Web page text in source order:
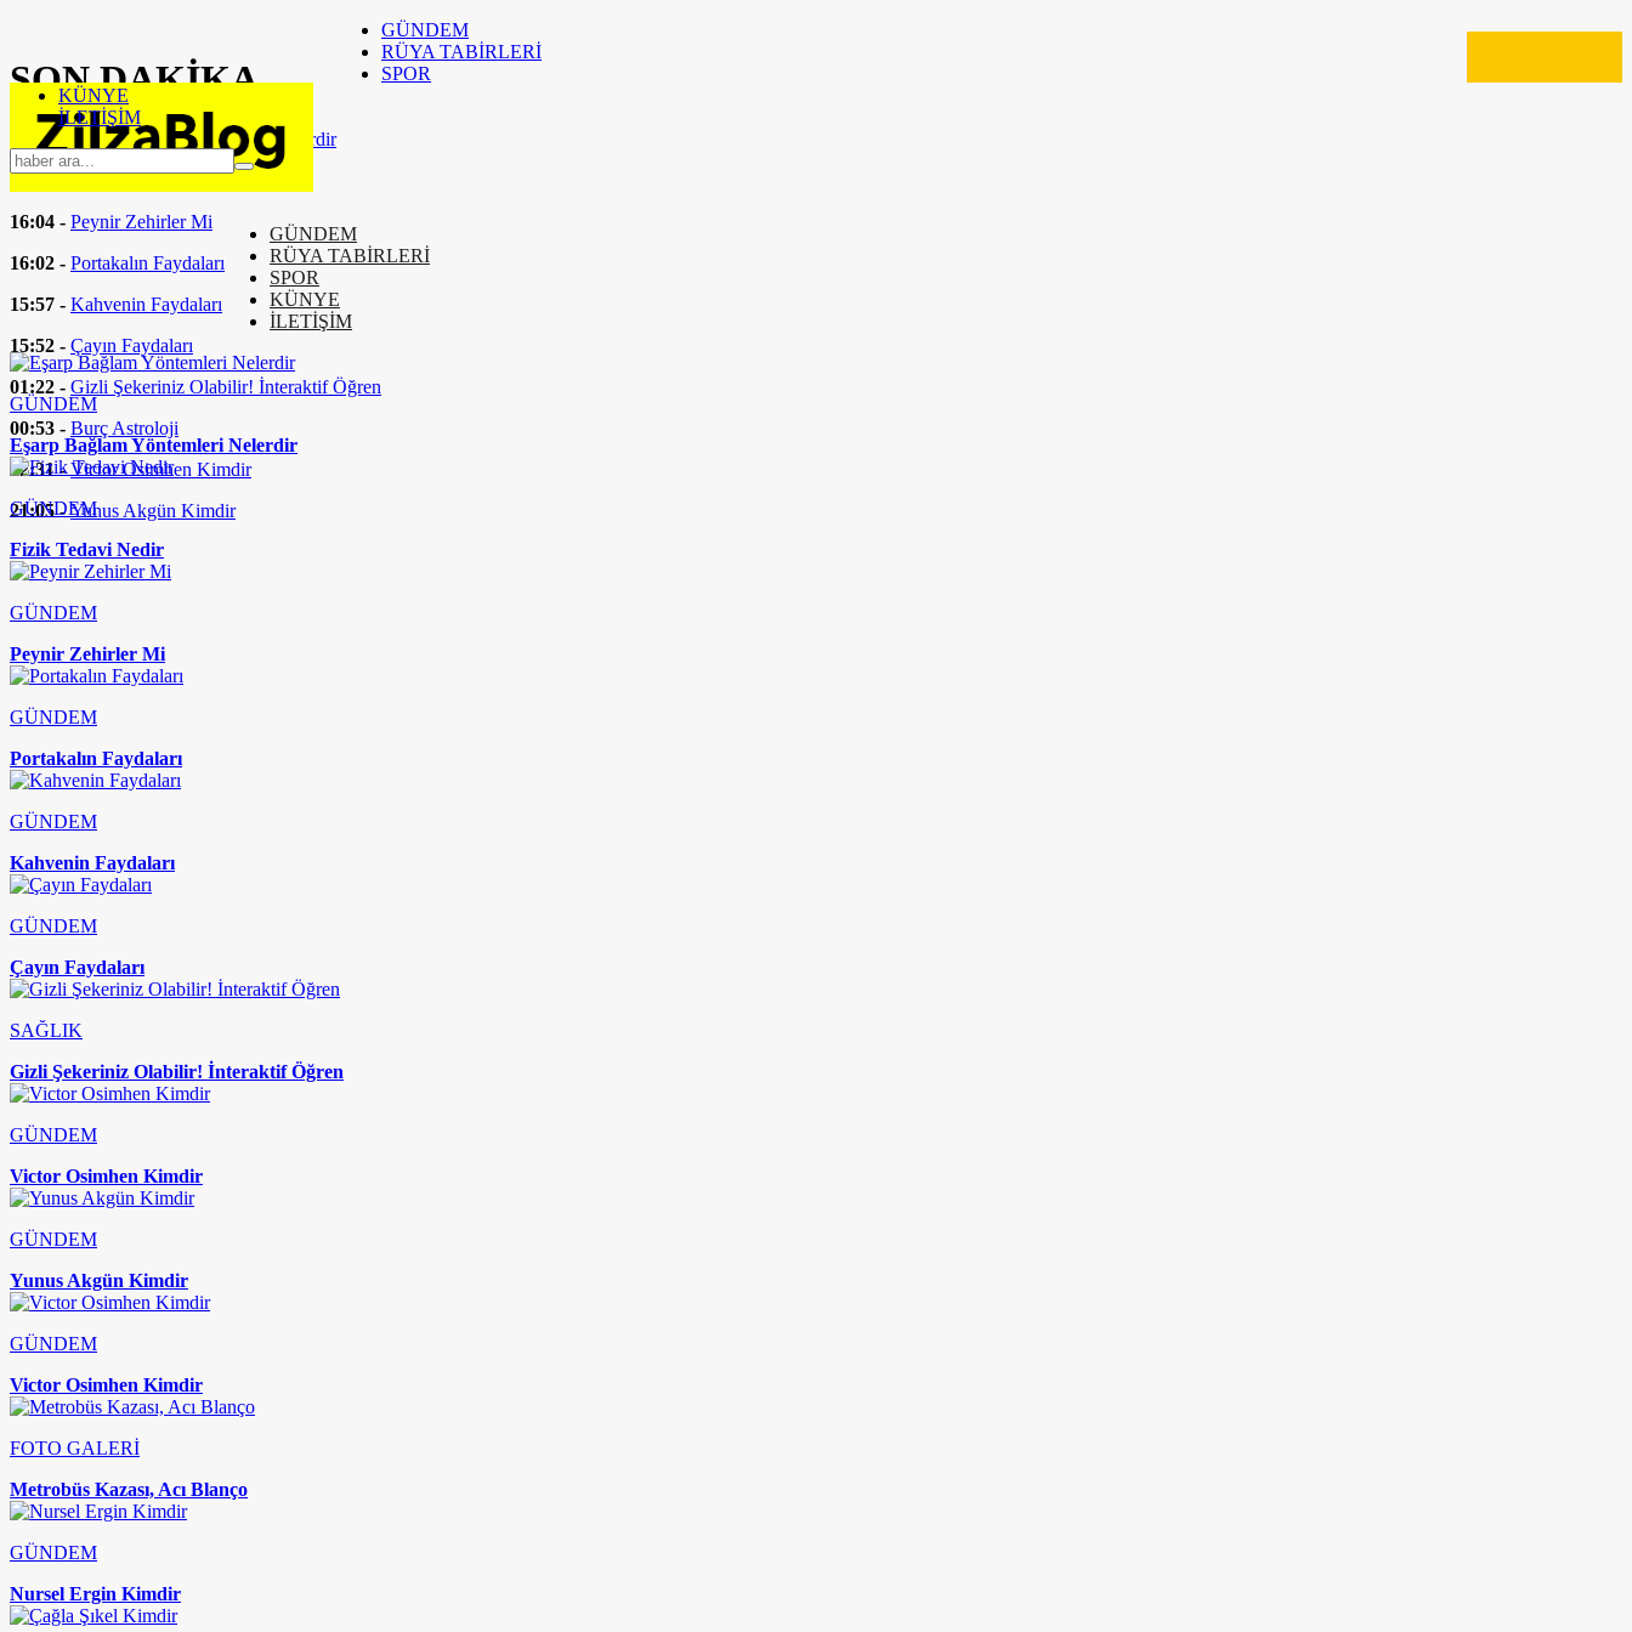
SON DAKİKA
16:37 -
Eşarp Bağlam Yöntemleri Nelerdir
16:24 -Fizik Tedavi Nedir
16:04 - Peynir Zehirler Mi
16:02 - Portakalın Faydaları
15:57 - Kahvenin Faydaları
15:52 - Çayın Faydaları
01:22 - Gizli Şekeriniz Olabilir! İnteraktif Öğren
00:53 - Burç Astroloji
22:31 -Victor Osimhen Kimdir
21:05 -Yunus Akgün Kimdir
GÜNDEM
RÜYA TABİRLERİ
SPOR
KÜNYE
İLETİŞİM
GÜNDEM
RÜYA TABİRLERİ
SPOR
KÜNYE
İLETİŞİM
GÜNDEM
Eşarp Bağlam Yöntemleri Nelerdir
GÜNDEM
Fizik Tedavi Nedir
GÜNDEM
Peynir Zehirler Mi
GÜNDEM
Portakalın Faydaları
GÜNDEM
Kahvenin Faydaları
GÜNDEM
Çayın Faydaları
SAĞLIK
Gizli Şekeriniz Olabilir! İnteraktif Öğren
GÜNDEM
Victor Osimhen Kimdir
GÜNDEM
Yunus Akgün Kimdir
GÜNDEM
Victor Osimhen Kimdir
FOTO GALERİ
Metrobüs Kazası, Acı Blanço
GÜNDEM
Nursel Ergin Kimdir